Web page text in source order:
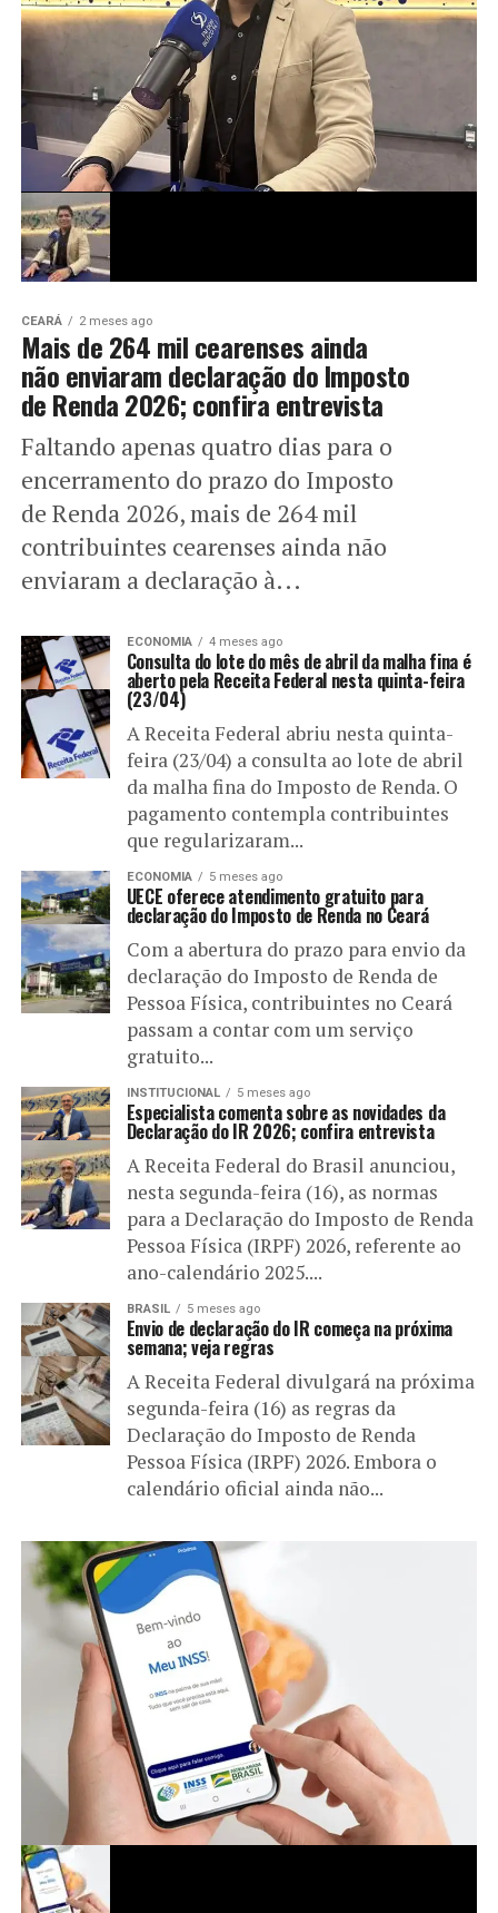
CEARÁ 2 meses ago
Mais de 264 mil cearenses ainda
não enviaram declaração do Imposto
de Renda 2026; confira entrevista
Faltando apenas quatro dias para o
encerramento do prazo do Imposto
de Renda 2026, mais de 264 mil
contribuintes cearenses ainda não
enviaram a declaração à...
ECONOMIA 4 meses ago
Consulta do lote do mês de abril da malha fina é
aberto pela Receita Federal nesta quinta-feira
(23/04)
A Receita Federal abriu nesta quinta-
feira (23/04) a consulta ao lote de abril
da malha fina do Imposto de Renda. O
pagamento contempla contribuintes
que regularizaram...
ECONOMIA 5 meses ago
UECE oferece atendimento gratuito para
declaração do Imposto de Renda no Ceará
Com a abertura do prazo para envio da
declaração do Imposto de Renda de
Pessoa Física, contribuintes no Ceará
passam a contar com um serviço
gratuito...
INSTITUCIONAL 5 meses ago
Especialista comenta sobre as novidades da
Declaração do IR 2026; confira entrevista
A Receita Federal do Brasil anunciou,
nesta segunda-feira (16), as normas
para a Declaração do Imposto de Renda
Pessoa Física (IRPF) 2026, referente ao
ano-calendário 2025....
BRASIL 5 meses ago
Envio de declaração do IR começa na próxima
semana; veja regras
A Receita Federal divulgará na próxima
segunda-feira (16) as regras da
Declaração do Imposto de Renda
Pessoa Física (IRPF) 2026. Embora o
calendário oficial ainda não...